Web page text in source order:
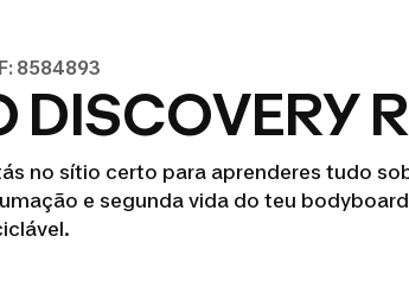
8584893
DISCOVERY
no sítio certo para aprenderes tudo
e segunda vida do teu